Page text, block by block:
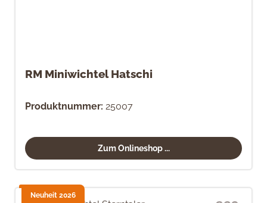
RM Miniwichtel Hatschi
Produktnummer: 25007
Zum Onlineshop ...
Neuheit 2026